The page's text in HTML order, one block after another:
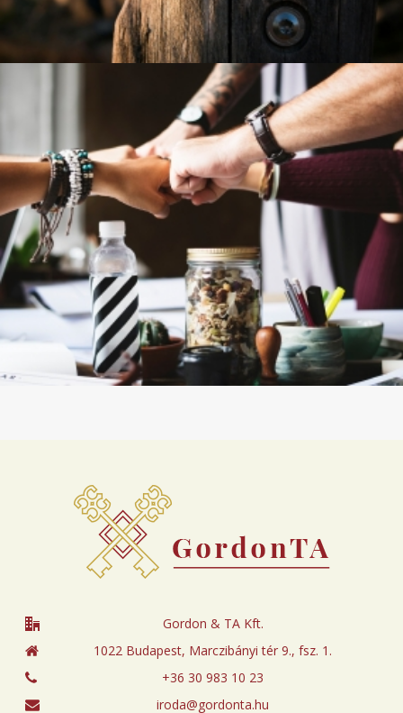
Gordon & TA Kft.
1022 Budapest, Marczibányi tér 9., fsz. 1.
+36 30 983 10 23
iroda@gordonta.hu